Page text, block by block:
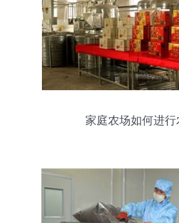
家庭农场如何进行